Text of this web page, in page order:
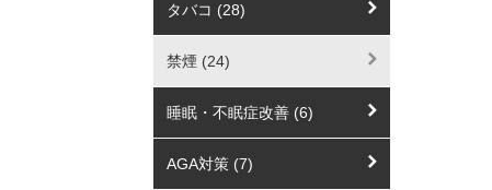
タバコ (28)
禁煙 (24)
睡眠・不眠症改善 (6)
AGA対策 (7)